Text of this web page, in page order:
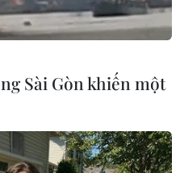
Sài Gòn khiến một